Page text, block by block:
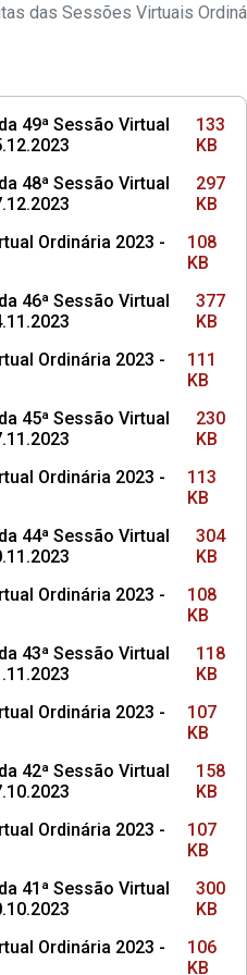
- Documentos
49ª Sessão Virtual
133
KB
48ª Sessão Virtual
297
KB
Ordinária 2023 -
108
KB
46ª Sessão Virtual
377
KB
Ordinária 2023 -
111
KB
45ª Sessão Virtual
230
KB
Ordinária 2023 -
113
KB
44ª Sessão Virtual
304
KB
Ordinária 2023 -
108
KB
43ª Sessão Virtual
118
KB
Ordinária 2023 -
107
KB
42ª Sessão Virtual
158
KB
Ordinária 2023 -
107
KB
41ª Sessão Virtual
300
KB
Ordinária 2023 -
106
KB